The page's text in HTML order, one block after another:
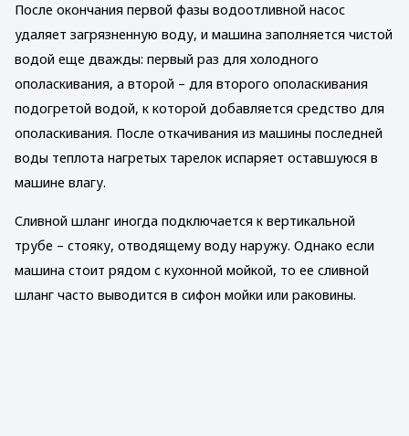
После окончания первой фазы водоотливной насос
удаляет загрязненную воду, и машина заполняется чистой
водой еще дважды: первый раз для холодного
ополаскивания, а второй – для второго ополаскивания
подогретой водой, к которой добавляется средство для
ополаскивания. После откачивания из машины последней
воды теплота нагретых тарелок испаряет оставшуюся в
машине влагу.
Сливной шланг иногда подключается к вертикальной
трубе – стояку, отводящему воду наружу. Однако если
машина стоит рядом с кухонной мойкой, то ее сливной
шланг часто выводится в сифон мойки или раковины.